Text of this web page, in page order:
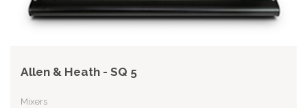
Allen & Heath - SQ 5
Mixers